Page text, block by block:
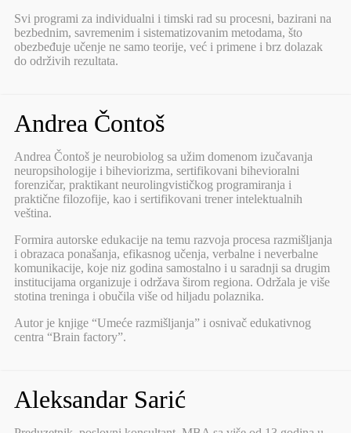
Svi programi za individualni i timski rad su procesni, bazirani na
bezbednim, savremenim i sistematizovanim metodama, što
obezbeđuje učenje ne samo teorije, već i primene i brz dolazak
do održivih rezultata.
Andrea Čontoš
Andrea Čontoš je neurobiolog sa užim domenom izučavanja
neuropsihologije i biheviorizma, sertifikovani bihevioralni
forenzičar, praktikant neurolingvističkog programiranja i
praktične filozofije, kao i sertifikovani trener intelektualnih
veština.
Formira autorske edukacije na temu razvoja procesa razmišljanja
i obrazaca ponašanja, efikasnog učenja, verbalne i neverbalne
komunikacije, koje niz godina samostalno i u saradnji sa drugim
institucijama organizuje i održava širom regiona. Održala je više
stotina treninga i obučila više od hiljadu polaznika.
Autor je knjige “Umeće razmišljanja” i osnivač edukativnog
centra “Brain factory”.
Aleksandar Sarić